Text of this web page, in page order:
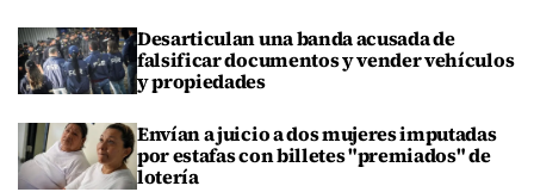
Desarticulan una banda acusada de
falsificar documentos y vender vehículos
y propiedades
Envían a juicio a dos mujeres imputadas
por estafas con billetes "premiados" de
lotería